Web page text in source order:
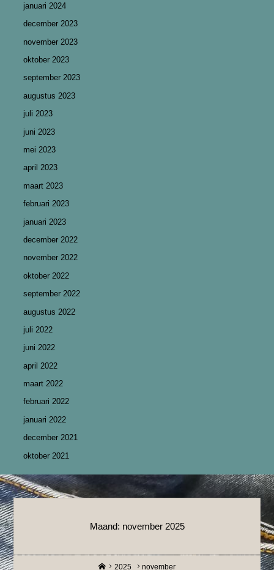
januari 2024
december 2023
november 2023
oktober 2023
september 2023
augustus 2023
juli 2023
juni 2023
mei 2023
april 2023
maart 2023
februari 2023
januari 2023
december 2022
november 2022
oktober 2022
september 2022
augustus 2022
juli 2022
juni 2022
april 2022
maart 2022
februari 2022
januari 2022
december 2021
oktober 2021
Maand: november 2025
Home
2025 november